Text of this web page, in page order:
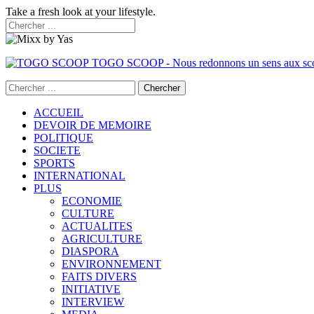
Take a fresh look at your lifestyle.
TOGO SCOOP - Nous redonnons un sens aux
ACCUEIL
DEVOIR DE MEMOIRE
POLITIQUE
SOCIETE
SPORTS
INTERNATIONAL
PLUS
ECONOMIE
CULTURE
ACTUALITES
AGRICULTURE
DIASPORA
ENVIRONNEMENT
FAITS DIVERS
INITIATIVE
INTERVIEW